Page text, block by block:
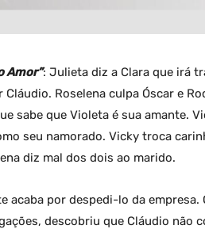
Amor”: Julieta diz a Clara que irá
Roselena culpa Óscar e
sabe que Violeta é sua amante.
seu namorado. Vicky troca
diz mal dos dois ao marido.
acaba por despedi-lo da empresa.
descobriu que Cláudio não